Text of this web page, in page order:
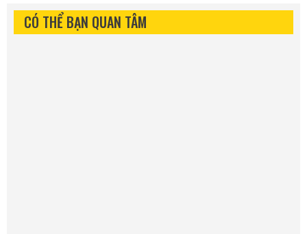
CÓ THỂ BẠN QUAN TÂM